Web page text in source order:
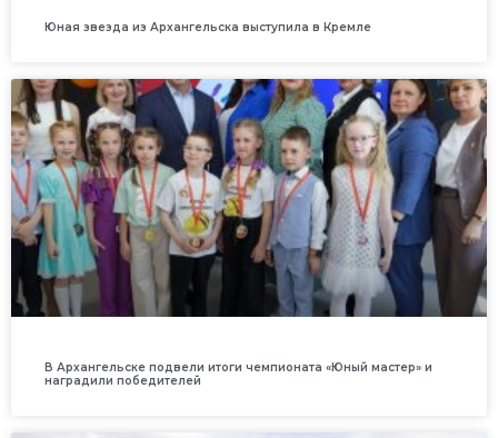
Юная звезда из Архангельска выступила в Кремле
В Архангельске подвели итоги чемпионата «Юный мастер» и
наградили победителей